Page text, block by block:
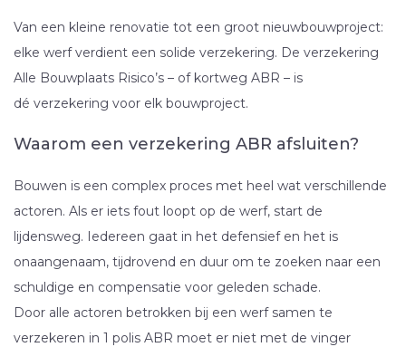
Van een kleine renovatie tot een groot nieuwbouwproject:
elke werf verdient een solide verzekering. De verzekering
Alle Bouwplaats Risico’s – of kortweg ABR – is
dé verzekering voor elk bouwproject.
Waarom een verzekering ABR afsluiten?
Bouwen is een complex proces met heel wat verschillende
actoren. Als er iets fout loopt op de werf, start de
lijdensweg. Iedereen gaat in het defensief en het is
onaangenaam, tijdrovend en duur om te zoeken naar een
schuldige en compensatie voor geleden schade.
Door alle actoren betrokken bij een werf samen te
verzekeren in 1 polis ABR moet er niet met de vinger